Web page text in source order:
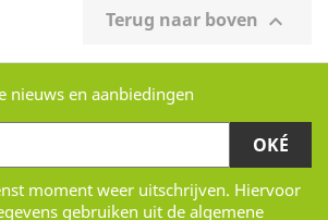
Terug naar boven 
nieuws en aanbiedingen
moment weer uitschrijven. Hiervoor
gebruiken uit de algemene